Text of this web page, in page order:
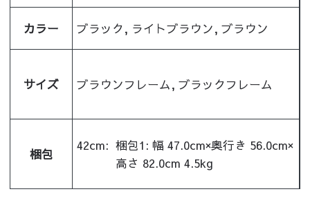
カラー ブラック, ライトブラウン, ブラウン
サイズ ブラウンフレーム, ブラックフレーム
梱包
42cm: 梱包1: 幅 47.0cm×奥行き 56.0cm×
高さ 82.0cm 4.5kg